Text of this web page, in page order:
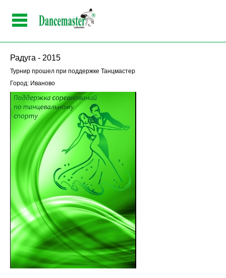
Радуга - 2015
Турнир прошел при поддержке Танцмастер
Город: Иваново